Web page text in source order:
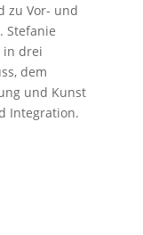
zu Vor- und
Stefanie
in drei
dem
und Kunst
Integration.